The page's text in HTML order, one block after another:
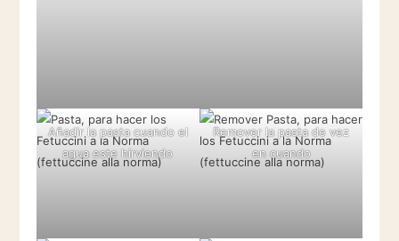
Añadir la pasta cuando el
agua este hirviendo
Remover la pasta de vez
en cuando